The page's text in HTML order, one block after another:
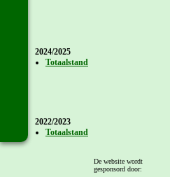
2024/2025
Totaalstand
2022/2023
Totaalstand
De website wordt
gesponsord door: